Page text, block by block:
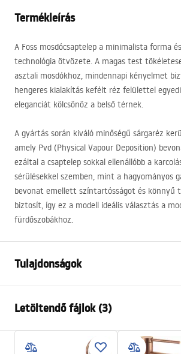
Termékleírás
A Foss mosdócsaptelep a minimalista forma
technológia ötvözete. A magas test
asztali mosdókhoz, mindennapi kényelmet
hengeres kialakítás kefélt réz felülettel
eleganciát kölcsönöz a belső térnek.
A gyártás során kiváló minőségű sárgaréz
amely Pvd (Physical Vapour Deposition)
ezáltal a csaptelep sokkal ellenállóbb a
sérülésekkel szemben, mint a hagyományos
bevonat emellett színtartósságot és könnyű
biztosít, így ez a modell ideális választás a
fürdőszobákhoz.
Tulajdonságok
Felszerelés
Szín
Letöltendő fájlok (3)
Garanciális feltételek